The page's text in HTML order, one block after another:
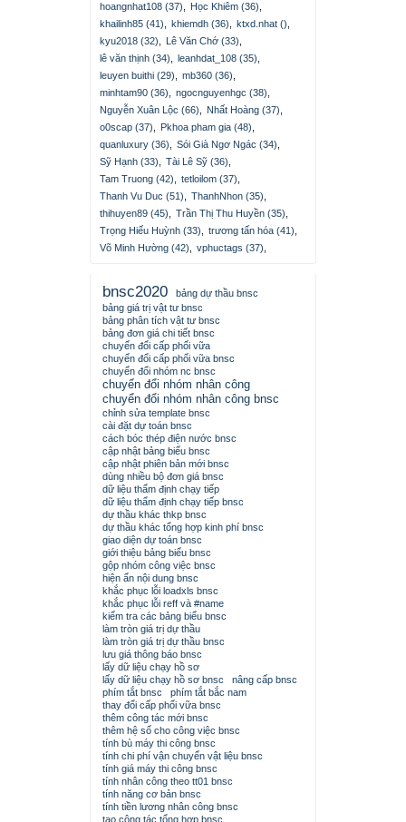
hoangnhat108 (37)
Học Khiêm (36)
khailinh85 (41)
khiemdh (36) ktxd.nhat ()
kyu2018 (32)
Lê Văn Chớ (33)
lê văn thịnh (34)
leanhdat_108 (35)
leuyen buithi (29)
mb360 (36)
minhtam90 (36)
ngocnguyenhgc (38)
Nguyễn Xuân Lộc (66)
Nhất Hoàng (37)
o0scap (37)
Pkhoa pham gia (48)
quanluxury (36)
Sói Già Ngơ Ngác (34)
Sỹ Hạnh (33)
Tài Lê Sỹ (36)
Tam Truong (42)
tetloilom (37)
Thanh Vu Duc (51)
ThanhNhon (35)
thihuyen89 (45)
Trần Thị Thu Huyền (35)
Trọng Hiếu Huỳnh (33)
trương tấn hóa (41)
Võ Minh Hường (42)
vphuctags (37)
bnsc2020
bảng dự thầu bnsc
bảng giá trị vật tư bnsc
bảng phân tích vật tư bnsc
bảng đơn giá chi tiết bnsc
chuyển đổi cấp phối vữa
chuyển đổi cấp phối vữa bnsc
chuyển đổi nhóm nc bnsc
chuyển đổi nhóm nhân công
chuyển đổi nhóm nhân công bnsc
chỉnh sửa template bnsc
cài đặt dự toán bnsc
cách bóc thép điện nước bnsc
cập nhật bảng biểu bnsc
cập nhật phiên bản mới bnsc
dùng nhiều bộ đơn giá bnsc
dữ liệu thẩm định chạy tiếp
dữ liệu thẩm định chạy tiếp bnsc
dự thầu khác thkp bnsc
dự thầu khác tổng hợp kinh phí bnsc
giao diện dự toán bnsc
giới thiệu bảng biểu bnsc
gộp nhóm công việc bnsc
hiện ẩn nội dung bnsc
khắc phục lỗi loadxls bnsc
khắc phục lỗi reff và #name
kiểm tra các bảng biểu bnsc
làm tròn giá trị dự thầu
làm tròn giá trị dự thầu bnsc
lưu giá thông báo bnsc
lấy dữ liệu chạy hồ sơ
lấy dữ liệu chạy hồ sơ bnsc
nâng cấp bnsc
phím tắt bnsc
phím tắt bắc nam
thay đổi cấp phối vữa bnsc
thêm công tác mới bnsc
thêm hệ số cho công việc bnsc
tính bù máy thi công bnsc
tính chi phí vận chuyển vật liệu bnsc
tính giá máy thi công bnsc
tính nhân công theo tt01 bnsc
tính năng cơ bản bnsc
tính tiền lương nhân công bnsc
tạo công tác tổng hợp bnsc